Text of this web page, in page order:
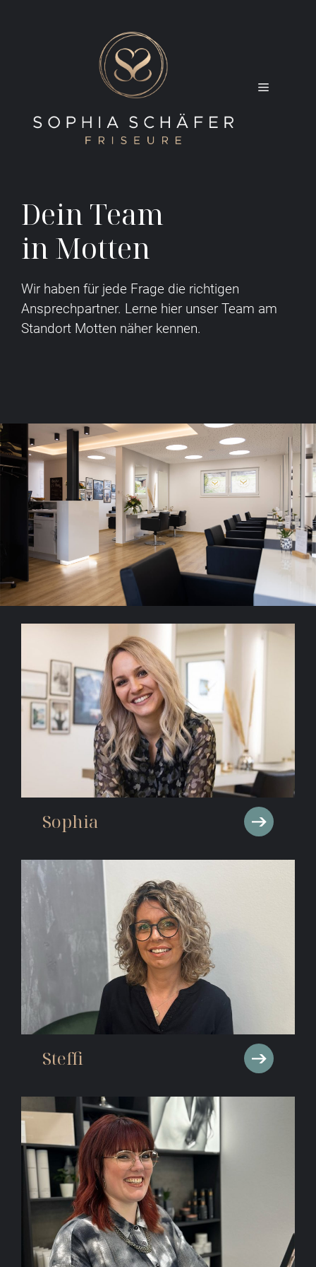
Menü
Dein Team
in Motten
Wir haben für jede Frage die richtigen
Ansprechpartner. Lerne hier unser Team am
Standort Motten näher kennen.
Sophia
Steffi